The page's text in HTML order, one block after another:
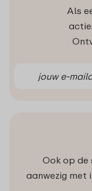
Als
Ook op de
aanwezig met